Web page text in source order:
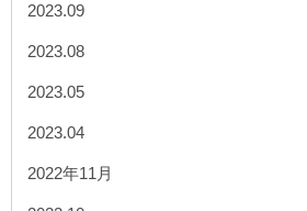
2023.09
2023.08
2023.05
2023.04
2022年11月